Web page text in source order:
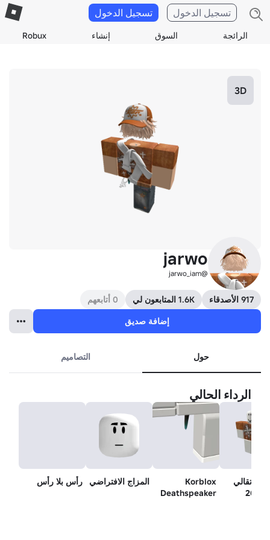
الرائجة السوق إنشاء Robux
تسجيل الدخول تسجيل الدخول
3D
jarwo
@jarwo_iam
917 الأصدقاء 1.6K المتابعون لي
0 أتابعهم
إضافة صديق
حول التصاميم
الرداء الحالي
برتقالي
Korblox
Deathspeaker
المزاج الافتراضي رأس بلا رأس